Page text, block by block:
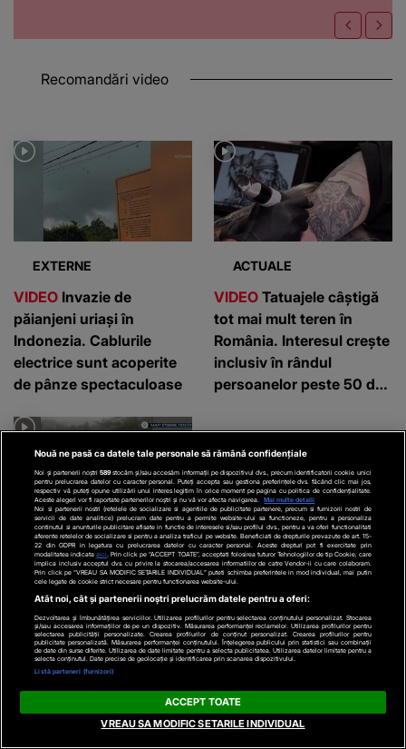
Recomandări video
EXTERNE
VIDEO Invazie de
păianjeni uriași în
Indonezia. Cablurile
electrice sunt acoperite
de pânze spectaculoase
ACTUALE
VIDEO Tatuajele câștigă
tot mai mult teren în
România. Interesul crește
inclusiv în rândul
persoanelor peste 50 de
EXTERNE
VIDEOVreme extremă în
Europa. Oamenii se
confruntă cu furtuni
violente, tornade și
incendii devastatoare
Parteneri
Nouă ne pasă ca datele tale personale să rămână confidențiale
Noi și partenerii noștri 589stocăm și/sau accesăm informații pe dispozitivul dvs., precum identificatorii cookie unici
pentru prelucrarea datelor cu caracter personal. Puteți accepta sau gestiona preferințele dvs. făcând clic mai jos,
respectiv vă puteți opune utilizării unui interes legitim în orice moment pe pagina cu politica de confidențialitate.
Aceste alegeri vor fi raportate partenerilor noștri și nu vă vor afecta navigarea.
Mai multe detalii
Noi si partenerii nostri (retelele de socializare si agentiile de publicitate partenere, precum si furnizorii nostri de
servicii de date analitice) prelucram date pentru a permite website-ului sa functioneze, pentru a personaliza
continutul si anunturile publicitare afisate in functie de interesele si/sau profilul dvs., pentru a va oferi functionalitati
aferente retelelor de socializare si pentru a analiza traficul pe website. Beneficiati de drepturile prevazute de art. 15-
22 din GDPR in legatura cu prelucrarea datelor cu caracter personal. Aceste drepturi pot fi exercitate prin
modalitatea indicataaici . Prin click pe “ACCEPT TOATE”, acceptati folosirea tuturor Tehnologiilor de tip Cookie, care
implica inclusiv acceptul dvs. cu privire la stocarea/accesarea informatiilor de catre Vendor-ii cu care colaboram.
Prin click pe “VREAU SA MODIFIC SETARILE INDIVIDUAL” puteti schimba preferintele in mod individual, mai putin
cele legate de cookie strict necesare pentru functionarea website-ului.
Atât noi, cât și partenerii noștri prelucrăm datele pentru a oferi:
Dezvoltarea și îmbunătățirea serviciilor. Utilizarea profilurilor pentru selectarea conținutului personalizat. Stocarea
și/sau accesarea informațiilor de pe un dispozitiv. Măsurarea performanței reclamelor. Utilizarea profilurilor pentru
selectarea publicității personalizate. Crearea profilurilor de conținut personalizat. Crearea profilurilor pentru
publicitate personalizată. Măsurarea performanței conținutului. Înțelegerea publicului prin statistici sau combinații
de date din surse diferite. Utilizarea de date limitate pentru a selecta publicitatea. Utilizarea datelor limitate pentru a
selecta conținutul. Date precise de geolocație și identificarea prin scanarea dispozitivului.
Listă parteneri (furnizori)
ACCEPT TOATE
VREAU SA MODIFIC SETARILE INDIVIDUAL